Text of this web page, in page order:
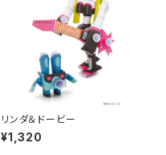
リンダ＆ドービー
¥1,320